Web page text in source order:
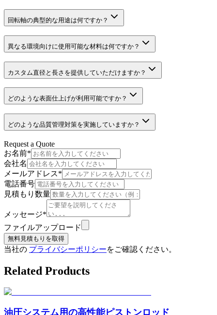
回転軸の典型的な用途は何ですか？
異なる環境向けに使用可能な材料は何ですか？
カスタム直径と長さを提供していただけますか？
どのような表面仕上げが利用可能ですか？
どのような品質管理対策を実施していますか？
Request a Quote
お名前*
会社名
メールアドレス*
電話番号
見積もり数量
メッセージ*
ファイルアップロード
無料見積もりを取得
当社の プライバシーポリシーをご確認ください。
Related Products
油圧システム用の高性能ピストンロッド